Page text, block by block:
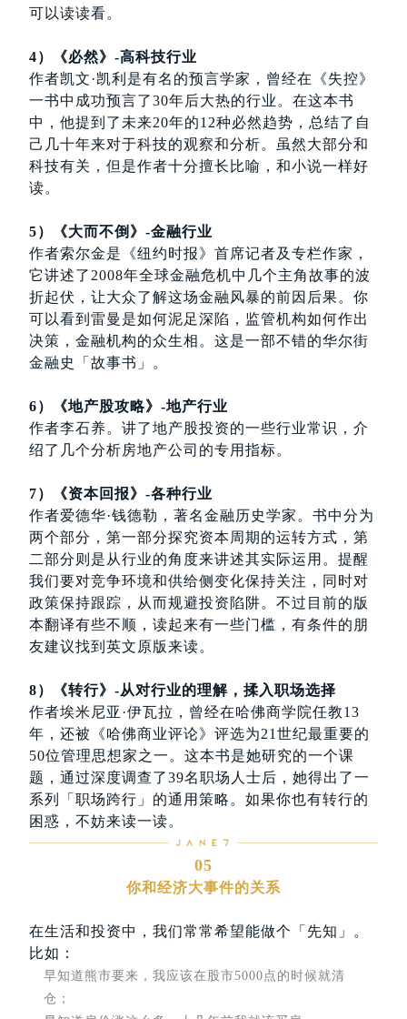
可以读读看。
4）《必然》-高科技行业
作者凯文·凯利是有名的预言学家，曾经在《失控》
一书中成功预言了30年后大热的行业。在这本书
中，他提到了未来20年的12种必然趋势，总结了自
己几十年来对于科技的观察和分析。虽然大部分和
科技有关，但是作者十分擅长比喻，和小说一样好
读。
5）《大而不倒》-金融行业
作者索尔金是《纽约时报》首席记者及专栏作家，
它讲述了2008年全球金融危机中几个主角故事的波
折起伏，让大众了解这场金融风暴的前因后果。你
可以看到雷曼是如何泥足深陷，监管机构如何作出
决策，金融机构的众生相。这是一部不错的华尔街
金融史「故事书」。
6）《地产股攻略》-地产行业
作者李石养。讲了地产股投资的一些行业常识，介
绍了几个分析房地产公司的专用指标。
7）《资本回报》-各种行业
作者爱德华·钱德勒，著名金融历史学家。书中分为
两个部分，第一部分探究资本周期的运转方式，第
二部分则是从行业的角度来讲述其实际运用。提醒
我们要对竞争环境和供给侧变化保持关注，同时对
政策保持跟踪，从而规避投资陷阱。不过目前的版
本翻译有些不顺，读起来有一些门槛，有条件的朋
友建议找到英文原版来读。
8）《转行》-从对行业的理解，揉入职场选择
作者埃米尼亚·伊瓦拉，曾经在哈佛商学院任教13
年，还被《哈佛商业评论》评选为21世纪最重要的
50位管理思想家之一。这本书是她研究的一个课
题，通过深度调查了39名职场人士后，她得出了一
系列「职场跨行」的通用策略。如果你也有转行的
困惑，不妨来读一读。
05
你和经济大事件的关系
在生活和投资中，我们常常希望能做个「先知」。
比如 ：
早知道熊市要来，我应该在股市5000点的时候就清
仓；